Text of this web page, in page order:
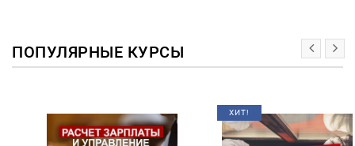
ПОПУЛЯРНЫЕ КУРСЫ